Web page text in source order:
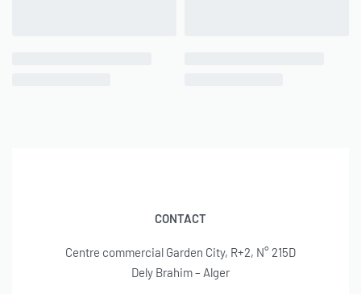
CONTACT
Centre commercial Garden City, R+2, N° 215D
Dely Brahim – Alger